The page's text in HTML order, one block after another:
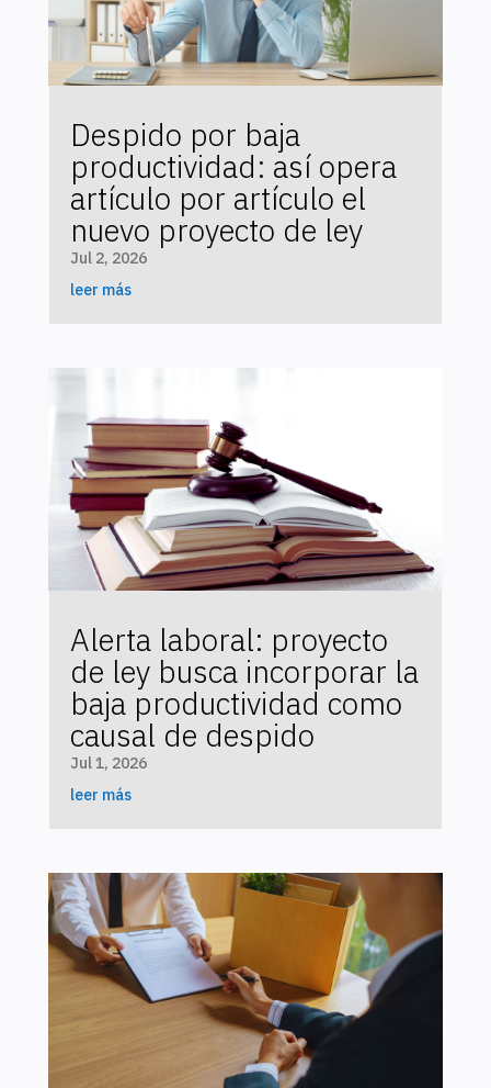
Despido por baja
productividad: así opera
artículo por artículo el
nuevo proyecto de ley
Jul 2, 2026
leer más
Alerta laboral: proyecto
de ley busca incorporar la
baja productividad como
causal de despido
Jul 1, 2026
leer más